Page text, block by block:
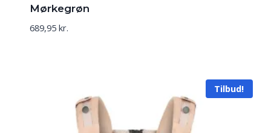
Mørkegrøn
689,95 kr.
Tilbud!